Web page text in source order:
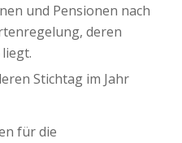
und Pensionen nach
deren
Stichtag im Jahr
für die